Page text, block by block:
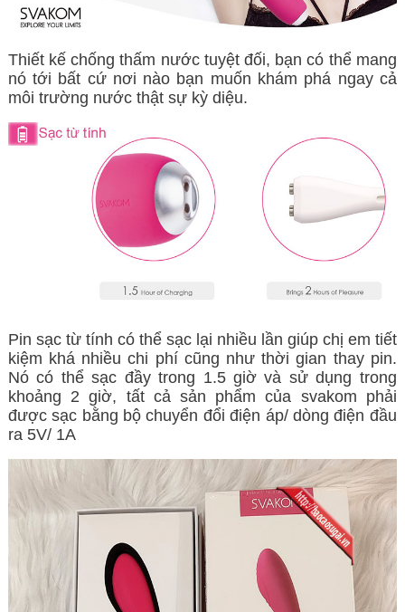
Thiết kế chống thấm nước tuyệt đối, bạn có thể mang
nó tới bất cứ nơi nào bạn muốn khám phá ngay cả
môi trường nước thật sự kỳ diệu.
Pin sạc từ tính có thể sạc lại nhiều lần giúp chị em tiết
kiệm khá nhiều chi phí cũng như thời gian thay pin.
Nó có thể sạc đầy trong 1.5 giờ và sử dụng trong
khoảng 2 giờ, tất cả sản phẩm của svakom phải
được sạc bằng bộ chuyển đổi điện áp/ dòng điện đầu
ra 5V/ 1A